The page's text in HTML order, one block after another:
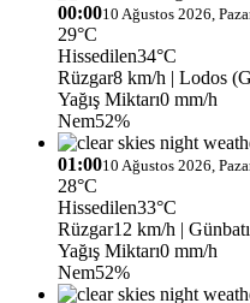
00:0010 Ağustos 2026,
29°C
Hissedilen34°C
Rüzgar8 km/h | Lodos
Yağış Miktarı0 mm/h
Nem52%
01:0010 Ağustos 2026,
28°C
Hissedilen33°C
Rüzgar12 km/h |
Yağış Miktarı0 mm/h
Nem52%